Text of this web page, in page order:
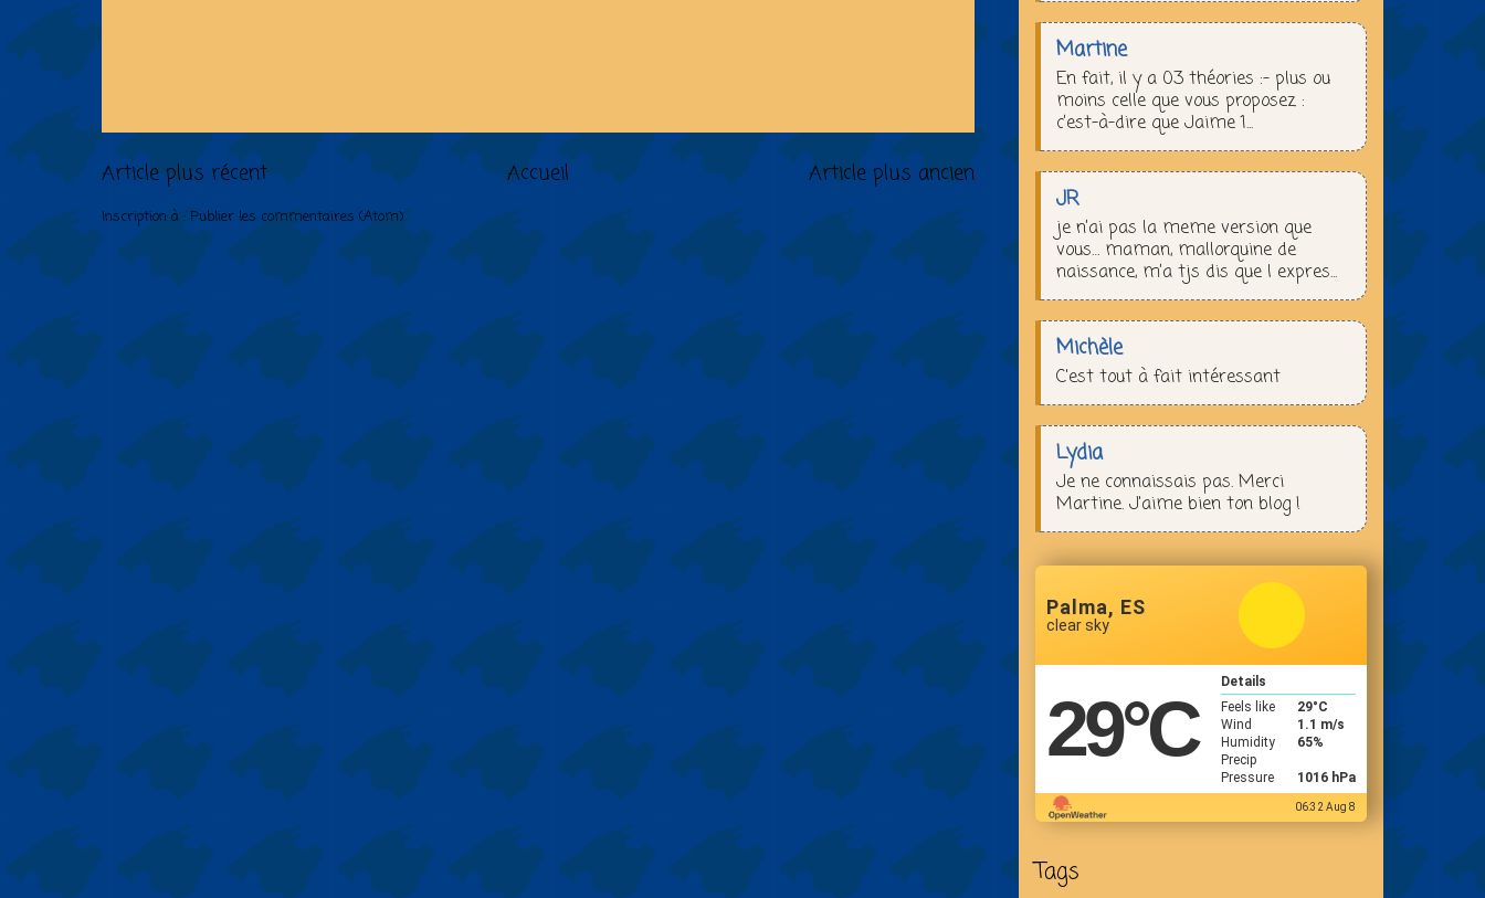
Article plus récent Article plus ancien
Accueil
Inscription à : Publier les commentaires (Atom)
Martine
En fait, il y a 03 théories :– plus ou
moins celle que vous proposez :
c’est-à-dire que Jaime 1...
JR
je n’ai pas la meme version que
vous… maman, mallorquine de
naissance, m’a tjs dis que l expres...
Michèle
C'est tout à fait intéressant
Lydia
Je ne connaissais pas. Merci
Martine. J'aime bien ton blog !
Palma, ES
clear sky
29°C
Details
Feels like
29°C
Wind
1.1 m/s
Humidity
65%
Precip
Pressure
1016 hPa
06:32 Aug 8
Tags